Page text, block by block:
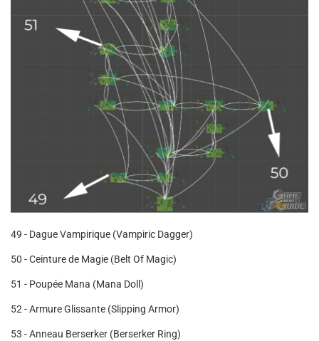
49 - Dague Vampirique (Vampiric Dagger)
50 - Ceinture de Magie (Belt Of Magic)
51 - Poupée Mana (Mana Doll)
52 - Armure Glissante (Slipping Armor)
53 - Anneau Berserker (Berserker Ring)